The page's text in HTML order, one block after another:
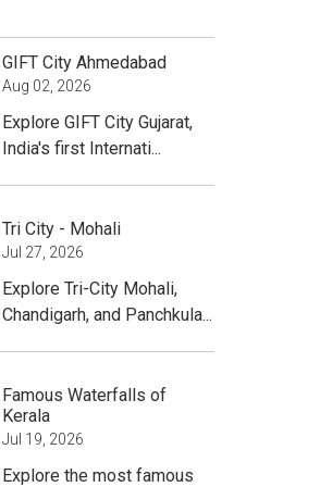
GIFT City Ahmedabad
Aug 02, 2026
Explore GIFT City Gujarat,
India's first Internati...
Tri City - Mohali
Jul 27, 2026
Explore Tri-City Mohali,
Chandigarh, and Panchkula...
Famous Waterfalls of
Kerala
Jul 19, 2026
Explore the most famous